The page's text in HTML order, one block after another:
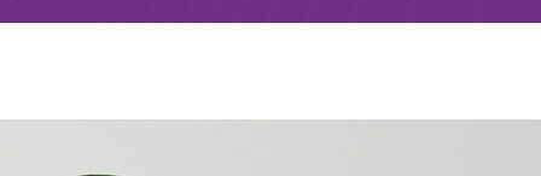
Bőrfiatalítás, szálazás,